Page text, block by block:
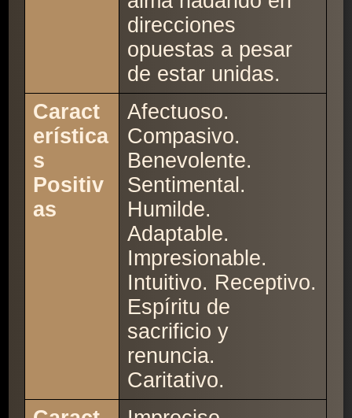
direcciones
opuestas a pesar
de estar unidas.
Caract
erística
s
Positiv
as
Afectuoso.
Compasivo.
Benevolente.
Sentimental.
Humilde.
Adaptable.
Impresionable.
Intuitivo. Receptivo.
Espíritu de
sacrificio y
renuncia.
Caritativo.